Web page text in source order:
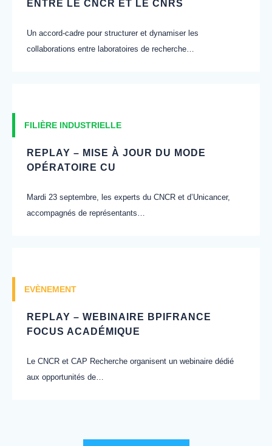
ENTRE LE CNCR ET LE CNRS
Un accord-cadre pour structurer et dynamiser les
collaborations entre laboratoires de recherche…
FILIÈRE INDUSTRIELLE
REPLAY – MISE À JOUR DU MODE
OPÉRATOIRE CU
Mardi 23 septembre, les experts du CNCR et d’Unicancer,
accompagnés de représentants…
EVÈNEMENT
REPLAY – WEBINAIRE BPIFRANCE
FOCUS ACADÉMIQUE
Le CNCR et CAP Recherche organisent un webinaire dédié
aux opportunités de…